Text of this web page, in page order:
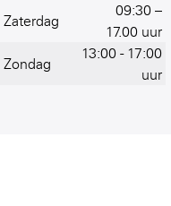
Zaterdag
09:30 –
17.00 uur
Zondag
13:00 - 17:00
uur